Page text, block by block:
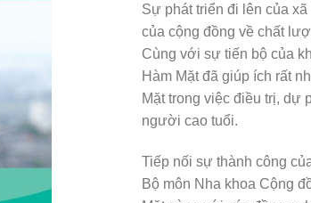
Sự phát triển đi lên của
của cộng đồng về chất
Cùng với sự tiến bộ của
Hàm Mặt đã giúp ích rất
Mặt trong việc điều trị, dự
người cao tuổi.
Tiếp nối sự thành công
Bộ môn Nha khoa Cộng